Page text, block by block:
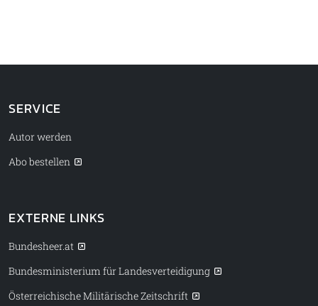
SERVICE
Autor werden
Abo bestellen
EXTERNE LINKS
Bundesheer.at
Bundesministerium für Landesverteidigung
Österreichische Militärische Zeitschrift